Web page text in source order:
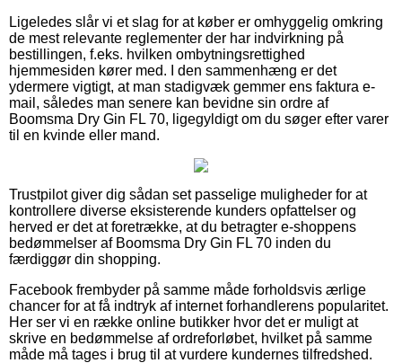
Ligeledes slår vi et slag for at køber er omhyggelig omkring
de mest relevante reglementer der har indvirkning på
bestillingen, f.eks. hvilken ombytningsrettighed
hjemmesiden kører med. I den sammenhæng er det
ydermere vigtigt, at man stadigvæk gemmer ens faktura e-
mail, således man senere kan bevidne sin ordre af
Boomsma Dry Gin FL 70, ligegyldigt om du søger efter varer
til en kvinde eller mand.
Trustpilot giver dig sådan set passelige muligheder for at
kontrollere diverse eksisterende kunders opfattelser og
herved er det at foretrække, at du betragter e-shoppens
bedømmelser af Boomsma Dry Gin FL 70 inden du
færdiggør din shopping.
Facebook frembyder på samme måde forholdsvis ærlige
chancer for at få indtryk af internet forhandlerens popularitet.
Her ser vi en række online butikker hvor det er muligt at
skrive en bedømmelse af ordreforløbet, hvilket på samme
måde må tages i brug til at vurdere kundernes tilfredshed.